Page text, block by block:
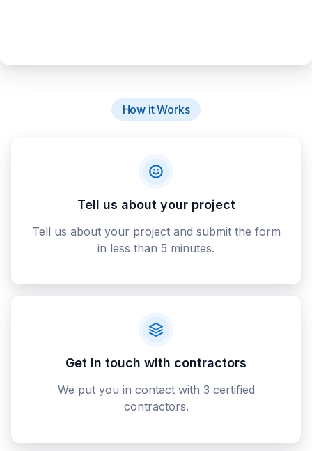
How it Works
Tell us about your project
Tell us about your project and submit the form
in less than 5 minutes.
Get in touch with contractors
We put you in contact with 3 certified
contractors.